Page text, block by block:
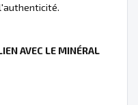
AVEC LE MINÉRAL